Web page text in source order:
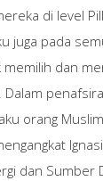
di level
juga pada
dan
orang
dan Sumber